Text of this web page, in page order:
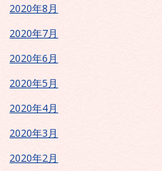
2020年8月
2020年7月
2020年6月
2020年5月
2020年4月
2020年3月
2020年2月